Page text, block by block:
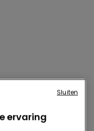
ervaring
Sluiten